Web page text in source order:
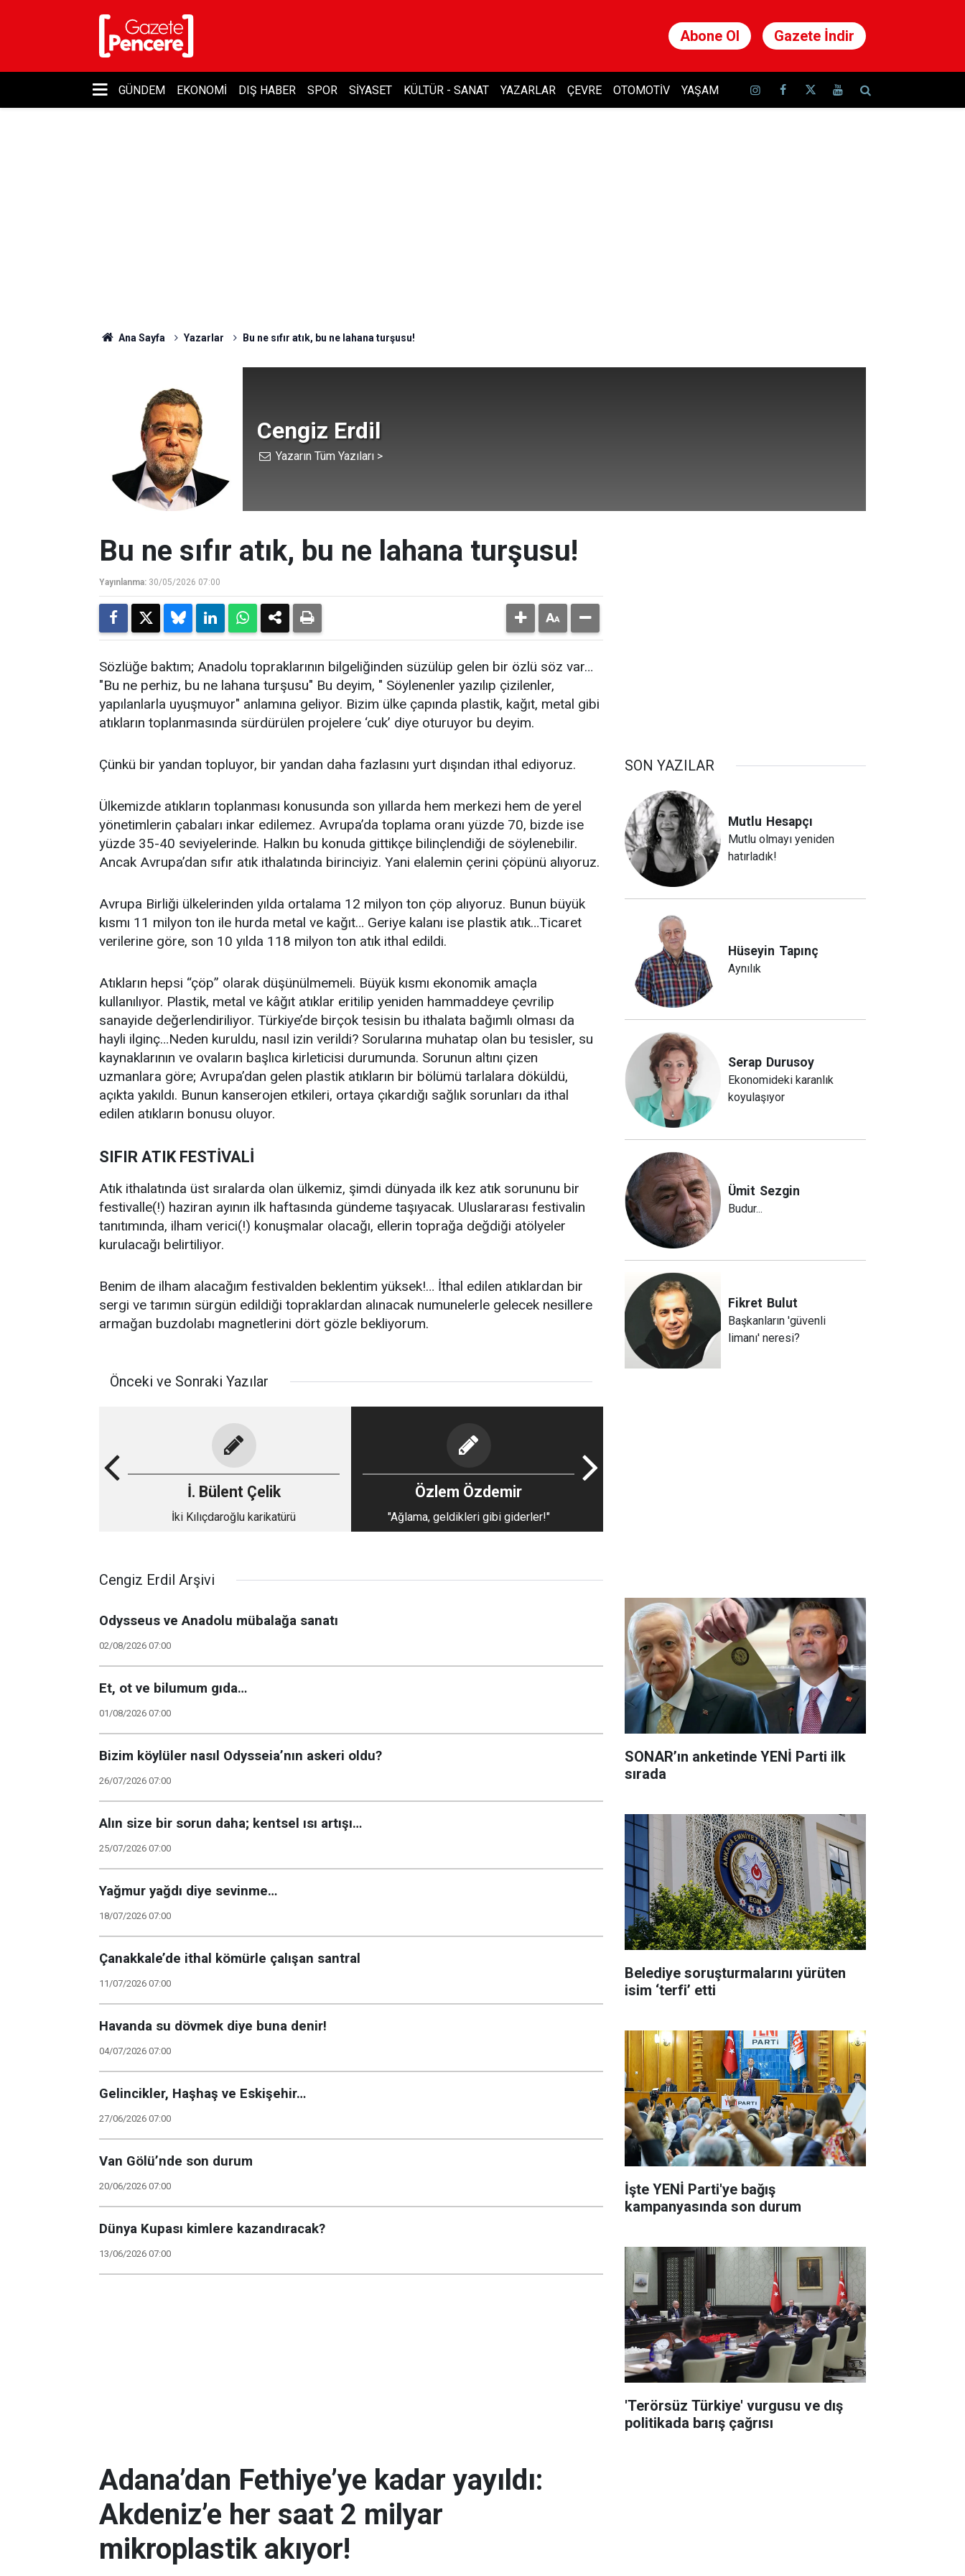
Abone Ol Gazete İndir
GÜNDEM EKONOMI DIŞ HABER SPOR SIYASET KÜLTÜR - SANAT YAZARLAR ÇEVRE OTOMOTIV YAŞAM
Ana Sayfa Yazarlar Bu ne sıfır atık, bu ne lahana turşusu!
Cengiz Erdil
Yazarın Tüm Yazıları >
Bu ne sıfır atık, bu ne lahana turşusu!
Yayınlanma: 30/05/2026 07:00
Sözlüğe baktım; Anadolu topraklarının bilgeliğinden süzülüp gelen bir özlü söz var…
"Bu ne perhiz, bu ne lahana turşusu" Bu deyim, " Söylenenler yazılıp çizilenler,
yapılanlarla uyuşmuyor" anlamına geliyor. Bizim ülke çapında plastik, kağıt, metal gibi
atıkların toplanmasında sürdürülen projelere ‘cuk’ diye oturuyor bu deyim.
Çünkü bir yandan topluyor, bir yandan daha fazlasını yurt dışından ithal ediyoruz.
Ülkemizde atıkların toplanması konusunda son yıllarda hem merkezi hem de yerel
yönetimlerin çabaları inkar edilemez. Avrupa’da toplama oranı yüzde 70, bizde ise
yüzde 35-40 seviyelerinde. Halkın bu konuda gittikçe bilinçlendiği de söylenebilir.
Ancak Avrupa’dan sıfır atık ithalatında birinciyiz. Yani elalemin çerini çöpünü alıyoruz.
Avrupa Birliği ülkelerinden yılda ortalama 12 milyon ton çöp alıyoruz. Bunun büyük
kısmı 11 milyon ton ile hurda metal ve kağıt… Geriye kalanı ise plastik atık…Ticaret
verilerine göre, son 10 yılda 118 milyon ton atık ithal edildi.
Atıkların hepsi “çöp” olarak düşünülmemeli. Büyük kısmı ekonomik amaçla
kullanılıyor. Plastik, metal ve kâğıt atıklar eritilip yeniden hammaddeye çevrilip
sanayide değerlendiriliyor. Türkiye’de birçok tesisin bu ithalata bağımlı olması da
hayli ilginç…Neden kuruldu, nasıl izin verildi? Sorularına muhatap olan bu tesisler, su
kaynaklarının ve ovaların başlıca kirleticisi durumunda. Sorunun altını çizen
uzmanlara göre; Avrupa’dan gelen plastik atıkların bir bölümü tarlalara döküldü,
açıkta yakıldı. Bunun kanserojen etkileri, ortaya çıkardığı sağlık sorunları da ithal
edilen atıkların bonusu oluyor.
SIFIR ATIK FESTİVALİ
Atık ithalatında üst sıralarda olan ülkemiz, şimdi dünyada ilk kez atık sorununu bir
festivalle(!) haziran ayının ilk haftasında gündeme taşıyacak. Uluslararası festivalin
tanıtımında, ilham verici(!) konuşmalar olacağı, ellerin toprağa değdiği atölyeler
kurulacağı belirtiliyor.
Benim de ilham alacağım festivalden beklentim yüksek!… İthal edilen atıklardan bir
sergi ve tarımın sürgün edildiği topraklardan alınacak numunelerle gelecek nesillere
armağan buzdolabı magnetlerini dört gözle bekliyorum.
Önceki ve Sonraki Yazılar
İ. Bülent Çelik
İki Kılıçdaroğlu karikatürü
Özlem Özdemir
"Ağlama, geldikleri gibi giderler!"
Cengiz Erdil Arşivi
Odysseus ve Anadolu mübalağa sanatı
02/08/2026 07:00
Et, ot ve bilumum gıda…
01/08/2026 07:00
Bizim köylüler nasıl Odysseia’nın askeri oldu?
26/07/2026 07:00
Alın size bir sorun daha; kentsel ısı artışı…
25/07/2026 07:00
Yağmur yağdı diye sevinme…
18/07/2026 07:00
Çanakkale’de ithal kömürle çalışan santral
11/07/2026 07:00
Havanda su dövmek diye buna denir!
04/07/2026 07:00
Gelincikler, Haşhaş ve Eskişehir…
27/06/2026 07:00
Van Gölü’nde son durum
20/06/2026 07:00
Dünya Kupası kimlere kazandıracak?
13/06/2026 07:00
SON YAZILAR
Mutlu Hesapçı
Mutlu olmayı yeniden
hatırladık!
Hüseyin Tapınç
Aynılık
Serap Durusoy
Ekonomideki karanlık
koyulaşıyor
Ümit Sezgin
Budur...
Fikret Bulut
Başkanların 'güvenli
limanı' neresi?
SONAR’ın anketinde YENİ Parti ilk
sırada
Belediye soruşturmalarını yürüten
isim ‘terfi’ etti
İşte YENİ Parti'ye bağış
kampanyasında son durum
'Terörsüz Türkiye' vurgusu ve dış
politikada barış çağrısı
Adana’dan Fethiye’ye kadar yayıldı:
Akdeniz’e her saat 2 milyar
mikroplastik akıyor!